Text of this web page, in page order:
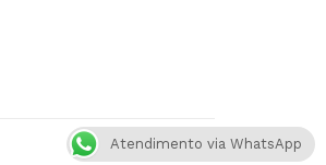
Atendimento via WhatsApp